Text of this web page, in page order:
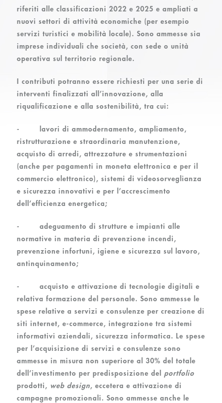
riferiti alle classificazioni 2022 e 2025 e ampliati a
nuovi settori di attività economiche (per esempio
servizi turistici e mobilità locale). Sono ammesse sia
imprese individuali che società, con sede o unità
operativa sul territorio regionale.
I contributi potranno essere richiesti per una serie di
interventi finalizzati all’innovazione, alla
riqualificazione e alla sostenibilità, tra cui:
- lavori di ammodernamento, ampliamento,
ristrutturazione e straordinaria manutenzione,
acquisto di arredi, attrezzature e strumentazioni
(anche per pagamenti in moneta elettronica e per il
commercio elettronico), sistemi di videosorveglianza
e sicurezza innovativi e per l’accrescimento
dell’efficienza energetica;
- adeguamento di strutture e impianti alle
normative in materia di prevenzione incendi,
prevenzione infortuni, igiene e sicurezza sul lavoro,
antinquinamento;
- acquisto e attivazione di tecnologie digitali e
relativa formazione del personale. Sono ammesse le
spese relative a servizi e consulenze per creazione di
siti internet, e-commerce, integrazione tra sistemi
informativi aziendali, sicurezza informatica. Le spese
per l’acquisizione di servizi e consulenze sono
ammesse in misura non superiore al 30% del totale
dell’investimento per predisposizione del portfolio
prodotti, web design, eccetera e attivazione di
campagne promozionali. Sono ammesse anche le